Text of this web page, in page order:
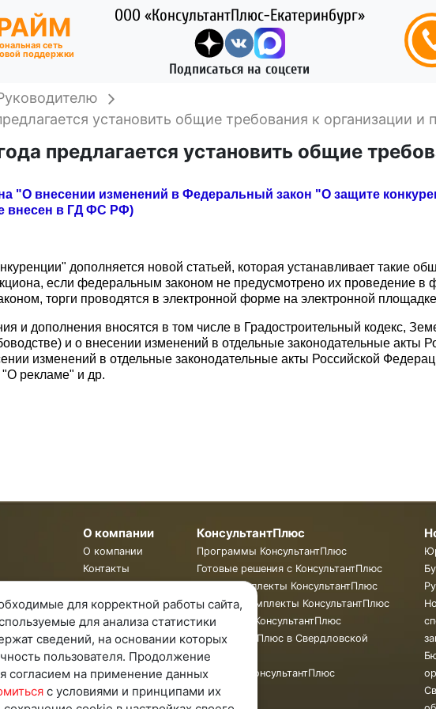
сеть
поддержки
ООО «КонсультантПлюс-Екатеринбург»
Подписаться на соцсети
установить общие требования к организации и
предлагается установить общие
"О внесении изменений в Федеральный закон "О защите
внесен в ГД ФС РФ)
дополняется новой статьей, которая устанавливает такие
если федеральным законом не предусмотрено их проведение
торги проводятся в электронной форме на электронной
и дополнения вносятся в том числе в Градостроительный кодекс,
и о внесении изменений в отдельные законодательные акты
изменений в отдельные законодательные акты Российской
рекламе" и др.
О компании
О компании
Контакты
КонсультантПлюс
Программы КонсультантПлюс
Готовые решения с КонсультантПлюс
Смарт Комплекты КонсультантПлюс
Жесткие Комплекты КонсультантПлюс
Бюллетень КонсультантПлюс
КонсультантПлюс в Свердловской
области
Обучение КонсультантПлюс
для корректной работы сайта,
для анализа статистики
сведений, на основании которых
пользователя. Продолжение
согласием на применение данных
с условиями и принципами их